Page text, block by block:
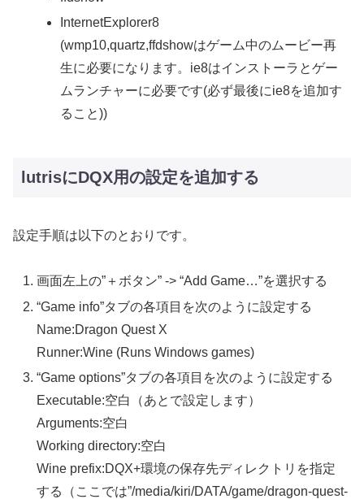
InternetExplorer8
(wmp10,quartz,ffdshowはゲーム中のムービー再
生に必要になります。ie8はインストーラとゲー
ムランチャーに必要です(必ず最後にie8を追加す
ること))
lutrisにDQX用の設定を追加する
設定手順は以下のとおりです。
画面左上の”＋ボタン” -> “Add Game…”を選択する
“Game info”タブの各項目を次のように設定する
Name:Dragon Quest X
Runner:Wine (Runs Windows games)
“Game options”タブの各項目を次のように設定する
Executable:空白（あとで設定します）
Arguments:空白
Working directory:空白
Wine prefix:DQX+環境の保存先ディレクトリを指定
する（ここでは”/media/kiri/DATA/game/dragon-quest-